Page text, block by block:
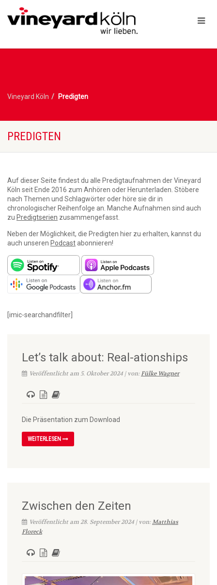
Vineyard Köln Predigten
PREDIGTEN
Auf dieser Seite findest du alle Predigtaufnahmen der Vineyard
Köln seit Ende 2016 zum Anhören oder Herunterladen. Stöbere
nach Themen und Schlagwörter oder höre sie dir in
chronologischer Reihenfolge an. Manche Aufnahmen sind auch
zu Predigtserien zusammengefasst.
Neben der Möglichkeit, die Predigten hier zu erhalten, kannst du
auch unseren Podcastabonnieren!
[imic-searchandfilter]
Let’s talk about: Real-ationships
Veröffentlicht am 5. Oktober 2024 | von:Fülke Wagner
Die Präsentation zum Download
WEITERLESEN
Zwischen den Zeiten
Veröffentlicht am 28. September 2024 | von:Matthias
Floreck